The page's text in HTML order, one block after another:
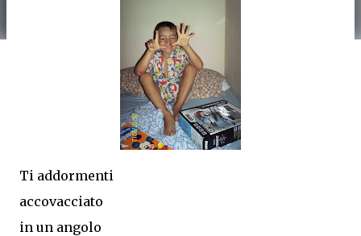
Ti addormenti
accovacciato
in un angolo